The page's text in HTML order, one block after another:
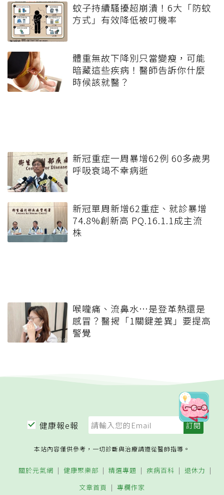
蚊子持續騷擾超崩潰！6大「防蚊
方式」有效降低被叮機率
體重無故下降別只當變瘦，可能
暗藏這些疾病！醫師告訴你什麼
時候該就醫？
新冠重症一周暴增62例 60多歲男
呼吸衰竭不幸病逝
新冠單周新增62重症、就診暴增
74.8%創新高 PQ.16.1.1成主流
株
喉嚨痛、流鼻水⋯是登革熱還是
感冒？醫揭「1關鍵差異」要提高
警覺
健康報e報
本站內容僅供參考，一切診斷與治療請遵從醫師指導。
關於元氣網 健康聚樂部 精選專題 疾病百科
退休力
文章首頁
專欄作家